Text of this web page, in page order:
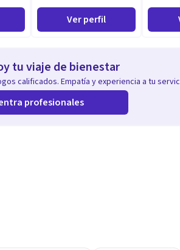
Ver perfil
tu viaje de bienestar
calificados. Empatía y experiencia a tu
profesionales